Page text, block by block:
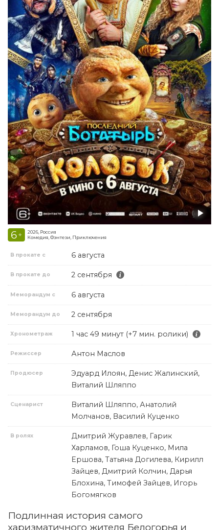
6 +
2026, Россия
Комедия, Фэнтези, Приключения
В прокате с 6 августа
В прокате до 2 сентября
Меморандум с 6 августа
Меморандум до 2 сентября
Хронометраж 1 час 49 минут (+7 мин. ролики)
Режиссер Антон Маслов
Продюсер
Эдуард Илоян, Денис Жалинский,
Виталий Шляппо
Сценарист
Виталий Шляппо, Анатолий
Молчанов, Василий Куценко
В ролях
Дмитрий Журавлев, Гарик
Харламов, Гоша Куценко, Мила
Ершова, Татьяна Догилева, Кирилл
Зайцев, Дмитрий Колчин, Дарья
Блохина, Тимофей Зайцев, Игорь
Богомягков
Подлинная история самого
харизматичного жителя Белогорья и